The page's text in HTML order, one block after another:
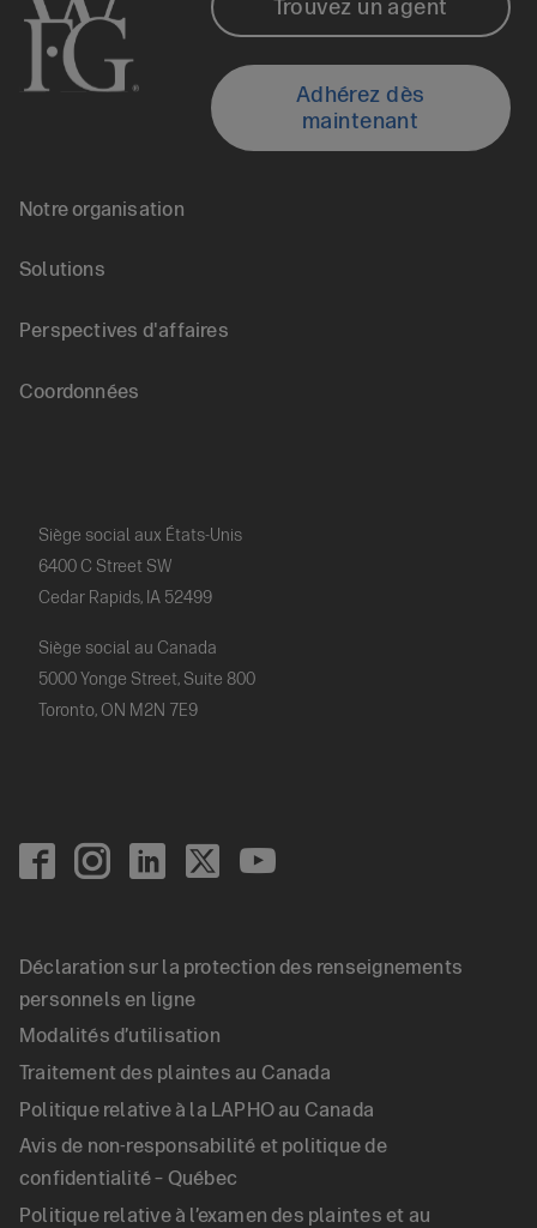
de
ressources
Footer
Notre organisation
Solutions
Perspectives d'affaires
Coordonnées
Siège social aux États-Unis
6400 C Street SW
Cedar Rapids, IA 52499
Siège social au Canada
5000 Yonge Street, Suite 800
Toronto, ON M2N 7E9
Locate
an
Trouvez un agent
Adhérez dès
maintenant
Footer
Social
Footer
Legal
(FR)
Déclaration sur la protection des renseignements
personnels en ligne
Modalités d’utilisation
Traitement des plaintes au Canada
Politique relative à la LAPHO au Canada
Avis de non-responsabilité et politique de
confidentialité – Québec
Politique relative à l’examen des plaintes et au